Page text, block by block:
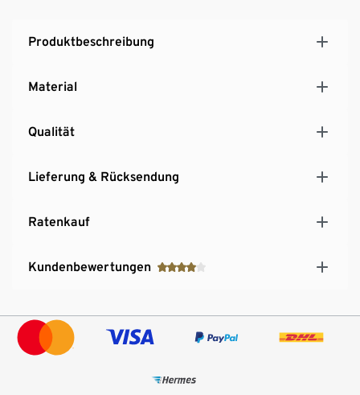
Produktbeschreibung
Material
Qualität
Lieferung & Rücksendung
Ratenkauf
Kundenbewertungen